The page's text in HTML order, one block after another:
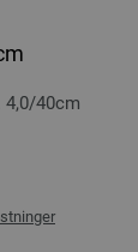
4,0/40cm